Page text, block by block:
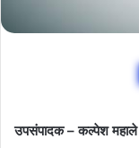
उपसंपादक – कल्पेश महाले